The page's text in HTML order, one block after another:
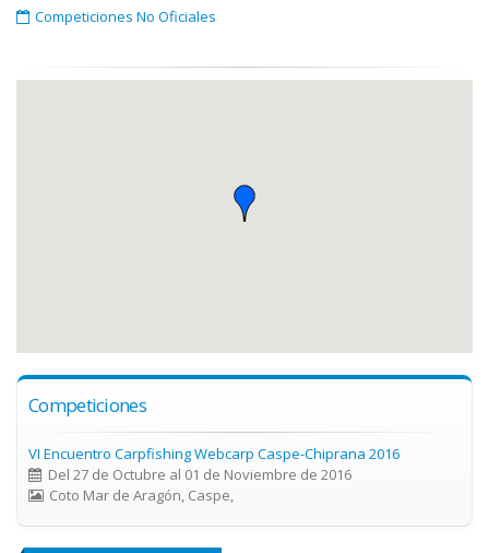
Competiciones No Oficiales
Competiciones
VI Encuentro Carpfishing Webcarp Caspe-Chiprana 2016
Del 27 de Octubre al 01 de Noviembre de 2016
Coto Mar de Aragón, Caspe,